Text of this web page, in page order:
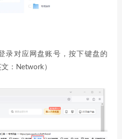
录对应网盘账号，按下键盘的
文：Network）